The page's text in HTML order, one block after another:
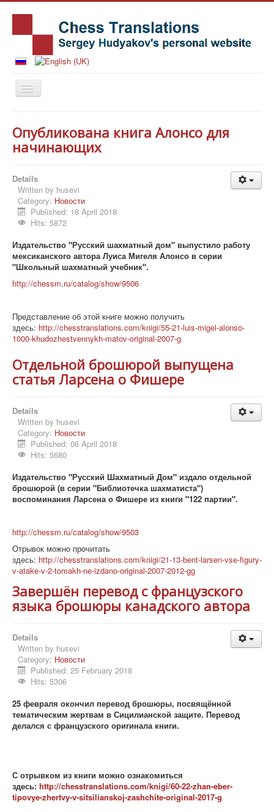
Books
Articles
History
Notes
Publishing Houses
Contact
Опубликована книга Алонсо для
начинающих
Details
Written by husevi
Category: Новости
Published: 18 April 2018
Hits: 5872
Издательство "Русский шахматный дом" выпустило работу
мексиканского автора Луиса Мигеля Алонсо в серии
"Школьный шахматный учебник".
http://chessm.ru/catalog/show/9506
Представление об этой книге можно получить
здесь: http://chesstranslations.com/knigi/55-21-luis-migel-alonso-
1000-khudozhestvennykh-matov-original-2007-g
Отдельной брошюрой выпущена
статья Ларсена о Фишере
Details
Written by husevi
Category: Новости
Published: 06 April 2018
Hits: 5680
Издательство "Русский Шахматный Дом" издало отдельной
брошюрой (в серии "Библиотечка шахматиста")
воспоминания Ларсена о Фишере из книги "122 партии".
http://chessm.ru/catalog/show/9503
Отрывок можно прочитать
здесь: http://chesstranslations.com/knigi/21-13-bent-larsen-vse-figury-
v-atake-v-2-tomakh-ne-izdano-original-2007-2012-gg
Завершён перевод с французского
языка брошюры канадского автора
Details
Written by husevi
Category: Новости
Published: 25 February 2018
Hits: 5306
25 февраля окончил перевод брошюры, посвящённой
тематическим жертвам в Сицилианской защите. Перевод
делался с французского оригинала книги.
С отрывком из книги можно ознакомиться
здесь: http://chesstranslations.com/knigi/60-22-zhan-eber-
tipovye-zhertvy-v-sitsilianskoj-zashchite-original-2017-g